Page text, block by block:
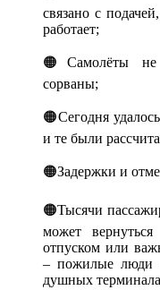
связано с
работает;
🟠Самолёты
сорваны;
🟠Сегодня
и те были
🟠Задержки и
🟠Тысячи
может
отпуском или
– пожилые люди
душных